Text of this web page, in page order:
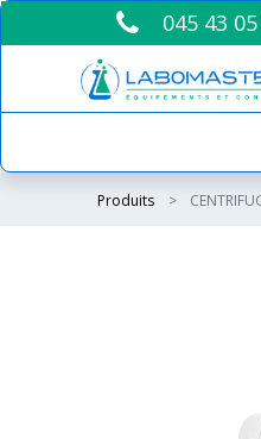
045 43
Produits